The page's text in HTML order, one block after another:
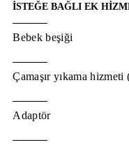
İSTEĞE BAĞLI EK
Bebek beşiği
Çamaşır yıkama
Adaptör